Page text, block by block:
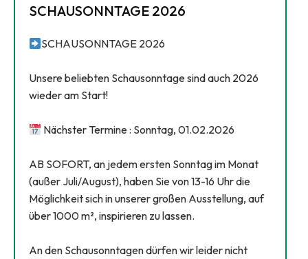
SCHAUSONNTAGE 2026
SCHAUSONNTAGE 2026
Unsere beliebten Schausonntage sind auch 2026
wieder am Start!
Nächster Termine : Sonntag, 01.02.2026
AB SOFORT, an jedem ersten Sonntag im Monat
(außer Juli/August), haben Sie von 13-16 Uhr die
Möglichkeit sich in unserer großen Ausstellung, auf
über 1000 m², inspirieren zu lassen.
An den Schausonntagen dürfen wir leider nicht